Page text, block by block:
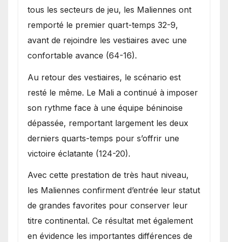
tous les secteurs de jeu, les Maliennes ont
remporté le premier quart-temps 32-9,
avant de rejoindre les vestiaires avec une
confortable avance (64-16).
Au retour des vestiaires, le scénario est
resté le même. Le Mali a continué à imposer
son rythme face à une équipe béninoise
dépassée, remportant largement les deux
derniers quarts-temps pour s’offrir une
victoire éclatante (124-20).
Avec cette prestation de très haut niveau,
les Maliennes confirment d’entrée leur statut
de grandes favorites pour conserver leur
titre continental. Ce résultat met également
en évidence les importantes différences de